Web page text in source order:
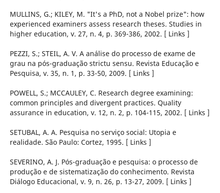
MULLINS, G.; KILEY, M. "It's a PhD, not a Nobel prize": how
experienced examiners assess research theses. Studies in
higher education, v. 27, n. 4, p. 369-386, 2002. [ Links ]
PEZZI, S.; STEIL, A. V. A análise do processo de exame de
grau na pós-graduação strictu sensu. Revista Educação e
Pesquisa, v. 35, n. 1, p. 33-50, 2009. [ Links ]
POWELL, S.; MCCAULEY, C. Research degree examining:
common principles and divergent practices. Quality
assurance in education, v. 12, n. 2, p. 104-115, 2002. [ Links ]
SETUBAL, A. A. Pesquisa no serviço social: Utopia e
realidade. São Paulo: Cortez, 1995. [ Links ]
SEVERINO, A. J. Pós-graduação e pesquisa: o processo de
produção e de sistematização do conhecimento. Revista
Diálogo Educacional, v. 9, n. 26, p. 13-27, 2009. [ Links ]